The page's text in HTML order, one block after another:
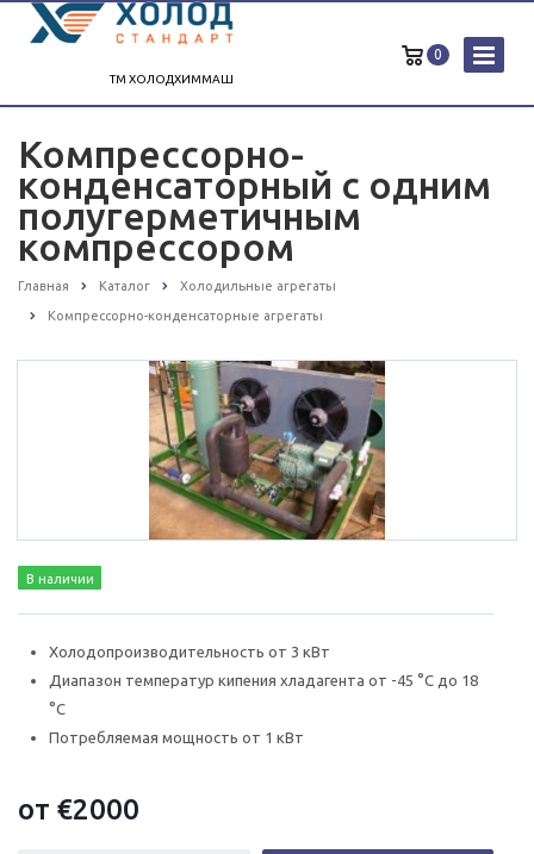
ТМ ХОЛОДХИММАШ
0
Компрессорно-
конденсаторный с одним
полугерметичным
компрессором
Главная Каталог Холодильные агрегаты
Компрессорно-конденсаторные агрегаты
В наличии
Холодопроизводительность от 3 кВт
Диапазон температур кипения хладагента от -45 °C до 18
°C
Потребляемая мощность от 1 кВт
от €2000